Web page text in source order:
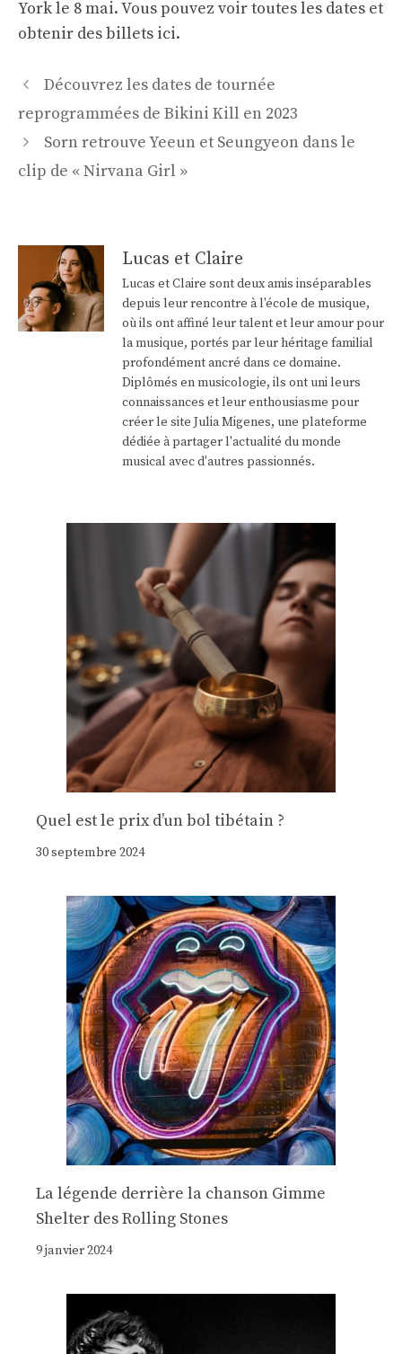
York le 8 mai. Vous pouvez voir toutes les dates et
obtenir des billets ici.
Navigation
des
Découvrez les dates de tournée
reprogrammées de Bikini Kill en 2023
Sorn retrouve Yeeun et Seungyeon dans le
clip de « Nirvana Girl »
Lucas et Claire
Lucas et Claire sont deux amis inséparables
depuis leur rencontre à l'école de musique,
où ils ont affiné leur talent et leur amour pour
la musique, portés par leur héritage familial
profondément ancré dans ce domaine.
Diplômés en musicologie, ils ont uni leurs
connaissances et leur enthousiasme pour
créer le site Julia Migenes, une plateforme
dédiée à partager l'actualité du monde
musical avec d'autres passionnés.
Quel est le prix d’un bol tibétain ?
30 septembre 2024
La légende derrière la chanson Gimme
Shelter des Rolling Stones
9 janvier 2024